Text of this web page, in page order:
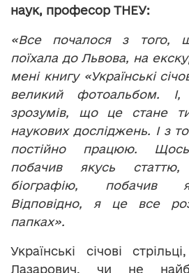
наук, професор ТНЕУ:
«Все почалося з того,
поїхала до Львова, на
мені книгу «Українські
великий фотоальбом.
зрозумів, що це стане
наукових досліджень. І з
постійно працюю.
побачив якусь
біографію, побачив
Відповідно, я це все
папках».
Українські січові
Лазарович, чи не